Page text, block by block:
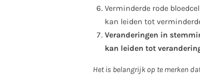
Verminderde rode
kan leiden tot
Veranderingen in
kan leiden tot
Het is belangrijk op te merken